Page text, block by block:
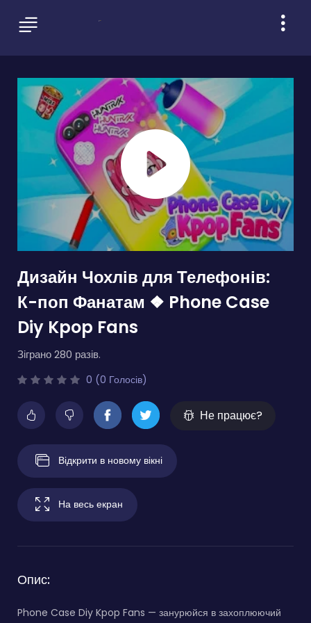
Дизайн Чохлів для Телефонів:
К-поп Фанатам ❖ Phone Case
Diy Kpop Fans
Зіграно 280 разів.
0 (0 Голосів)
Не працює?
Відкрити в новому вікні
На весь екран
Опис:
Phone Case Diy Kpop Fans — занурюйся в захоплюючий